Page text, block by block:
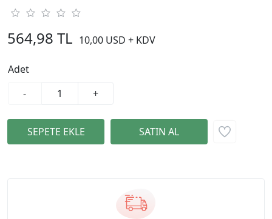
564,98 TL 10,00 USD + KDV
Adet
-
+